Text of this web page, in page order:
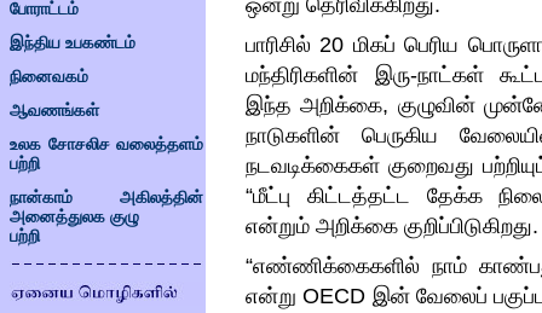
போராட்டம்
இந்திய உபகண்டம்
நினைவகம்
ஆவணங்கள்
உலக சோசலிச வலைத்தளம்
பற்றி
நான்காம் அகிலத்தின்
அனைத்துலக குழு
பற்றி
ஒன்று தெரிவிக்கிறது.
பாரிசில்20 மிகப் பெரிய
மந்திரிகளின் இரு-நாட்கள்
இந்த அறிக்கை, குழுவின்
நாடுகளின் பெருகிய
நடவடிக்கைகள் குறைவது
“மீட்பு கிட்டத்தட்ட தேக்க
என்றும் அறிக்கை குறிப்பிடுகிறது.
“எண்ணிக்கைகளில் நாம்
என்று OECD இன் வேலைப்